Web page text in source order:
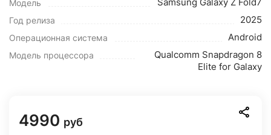
Модель
Год релиза 2025
Операционная система Android
Модель процессора
Qualcomm Snapdragon 8
Elite for Galaxy
4990 руб